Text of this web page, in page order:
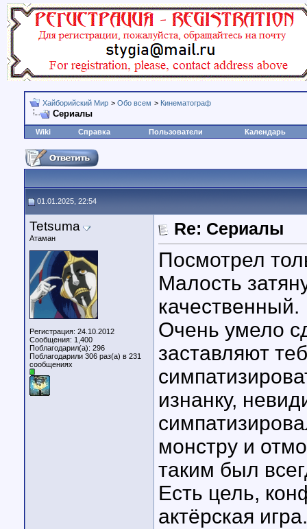
Хайборийский Мир > Обо всем > Кинематограф
Сериалы
Wiki Справка Пользователи Календарь
01.01.2025, 22:54
Tetsuma
Атаман
Регистрация: 24.10.2012
Сообщения: 1,400
Поблагодарил(а): 296
Поблагодарили 306 раз(а) в 231
сообщениях
Re: Сериалы
Посмотрел
Малость
качественный.
Очень умело
заставляют
изнанку,
монстру и
таким был
Есть цель,
актёрская